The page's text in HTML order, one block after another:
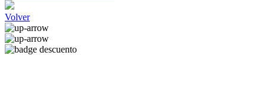
Volver